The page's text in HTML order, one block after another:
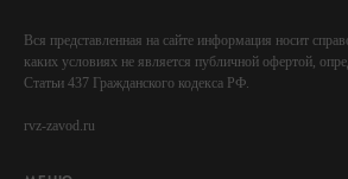
Вся представленная на сайте информация носит
каких условиях не является публичной офертой,
Статьи 437 Гражданского кодекса РФ.
rvz-zavod.ru